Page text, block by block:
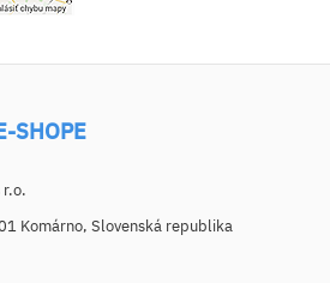
SHOPE
Komárno, Slovenská republika